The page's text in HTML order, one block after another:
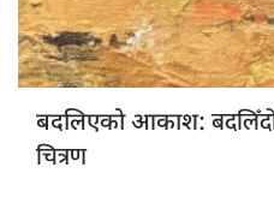
बदलिएको आकाश:
चित्रण